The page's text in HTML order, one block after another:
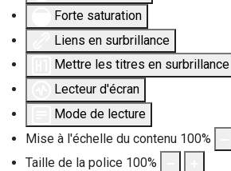
Forte saturation
Liens en surbrillance
Mettre les titres en surbrillance
Lecteur d'écran
Mode de lecture
Mise à l'échelle du contenu 100%
Taille de la police 100%